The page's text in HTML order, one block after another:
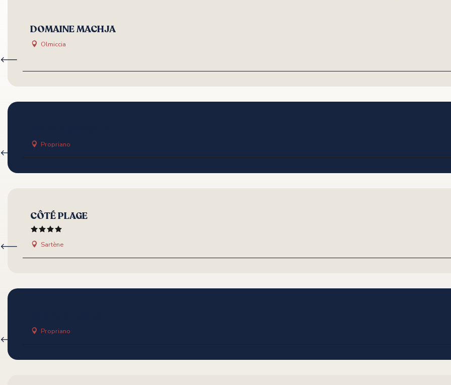
DOMAINE MACHJA
Olmiccia
Propriano
CÔTÉ PLAGE
Sartène
Propriano